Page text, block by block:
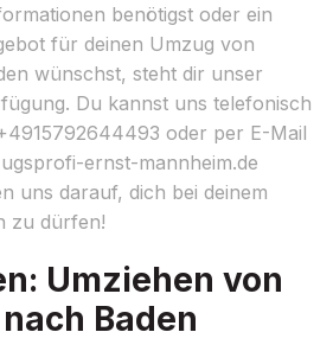
benötigst oder ein
für deinen Umzug von
wünschst, steht dir unser
Du kannst uns telefonisch
oder per E-Mail
ernst-mannheim.de
uns darauf, dich bei deinem
zu dürfen!
Umziehen von
Baden